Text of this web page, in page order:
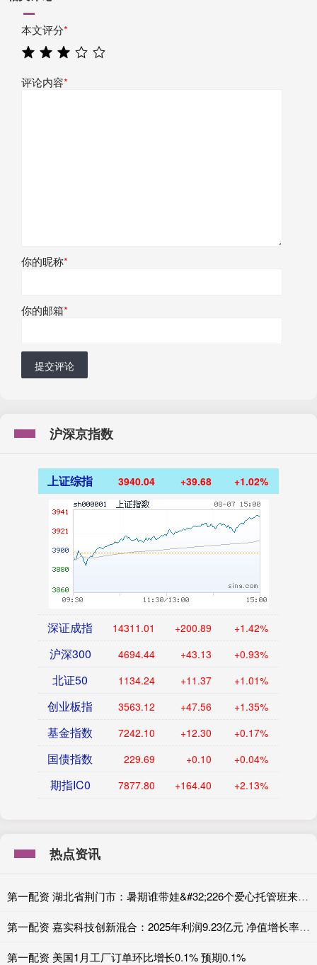
本文评分*
评论内容*
你的昵称*
你的邮箱*
提交评论
沪深京指数
上证综指 3940.04 +39.68 +1.02%
深证成指 14311.01 +200.89 +1.42%
沪深300 4694.44 +43.13 +0.93%
北证50 1134.24 +11.37 +1.01%
创业板指 3563.12 +47.56 +1.35%
基金指数 7242.10 +12.30 +0.17%
国债指数 229.69 +0.10 +0.04%
期指IC0 7877.80 +164.40 +2.13%
热点资讯
第一配资 湖北省荆门市：暑期谁带娃&#32;226个爱心托管班来照护
第一配资 嘉实科技创新混合：2025年利润9.23亿元 净值增长率47.73%
第一配资 美国1月工厂订单环比增长0.1% 预期0.1%